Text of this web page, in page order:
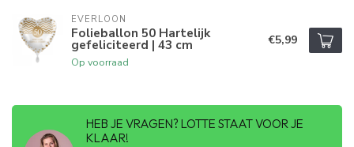
EVERLOON
Folieballon 50 Hartelijk
gefeliciteerd | 43 cm
Op voorraad
€5,99
HEB JE VRAGEN? LOTTE STAAT VOOR JE
KLAAR!